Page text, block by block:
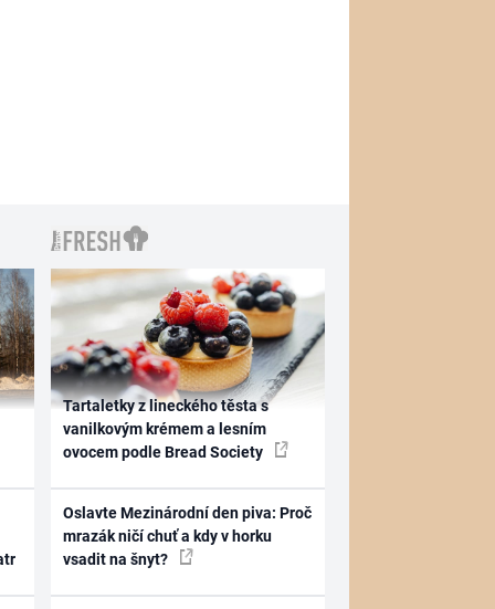
Tartaletky z lineckého těsta s
vanilkovým krémem a lesním
ovocem podle Bread Society
Oslavte Mezinárodní den piva: Proč
mrazák ničí chuť a kdy v horku
vsadit na šnyt?